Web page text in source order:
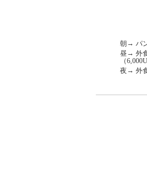
朝→ パ
昼→ 外
（
夜→ 外